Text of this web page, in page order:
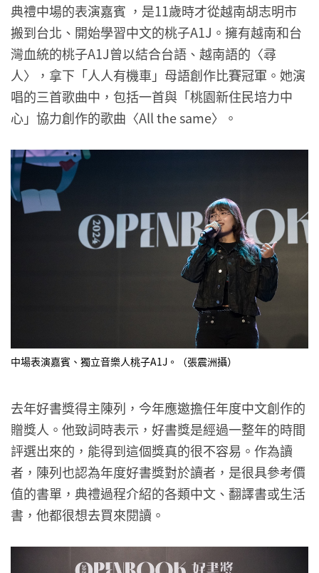
典禮中場的表演嘉賓 ，是11歲時才從越南胡志明市
搬到台北、開始學習中文的桃子A1J。擁有越南和台
灣血統的桃子A1J曾以結合台語、越南語的〈尋
人〉，拿下「人人有機車」母語創作比賽冠軍。她演
唱的三首歌曲中，包括一首與「桃園新住民培力中
心」協力創作的歌曲〈All the same〉。
中場表演嘉賓、獨立音樂人桃子A1J。（張震洲攝）
去年好書獎得主陳列，今年應邀擔任年度中文創作的
贈獎人。他致詞時表示，好書獎是經過一整年的時間
評選出來的，能得到這個獎真的很不容易。作為讀
者，陳列也認為年度好書獎對於讀者，是很具參考價
值的書單，典禮過程介紹的各類中文、翻譯書或生活
書，他都很想去買來閱讀。